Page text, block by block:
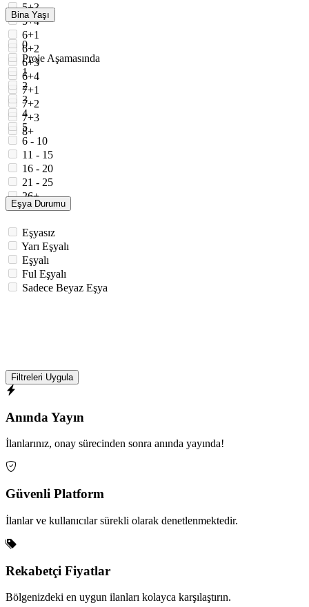
5+3
5+4
6+1
6+2
6+3
6+4
7+1
7+2
7+3
8+
Bina Yaşı
0
Proje Aşamasında
1
2
3
4
5
6 - 10
11 - 15
16 - 20
21 - 25
26+
Eşya Durumu
Eşyasız
Yarı Eşyalı
Eşyalı
Ful Eşyalı
Sadece Beyaz Eşya
Filtreleri Uygula
Anında Yayın
İlanlarınız, onay sürecinden sonra anında yayında!
Güvenli Platform
İlanlar ve kullanıcılar sürekli olarak denetlenmektedir.
Rekabetçi Fiyatlar
Bölgenizdeki en uygun ilanları kolayca karşılaştırın.